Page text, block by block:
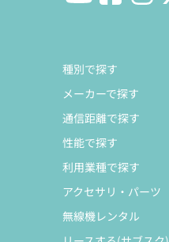
種別で探す
メーカーで探す
通信距離で探す
性能で探す
利用業種で探す
アクセサリ・パーツ
無線機レンタル